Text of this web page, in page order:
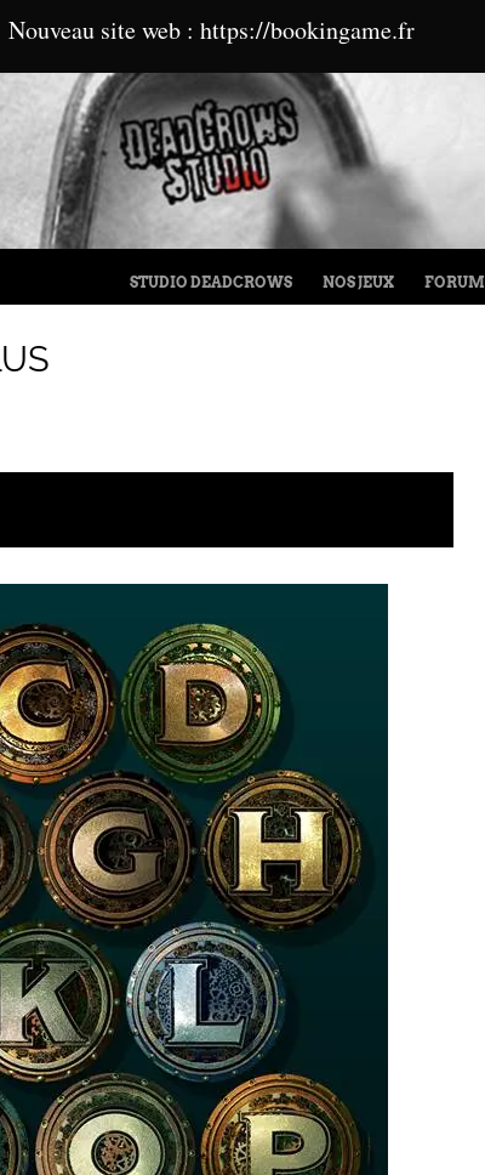
MENU
ALLER AU CONTENU
STUDIO DEADCROWS NOS JEUX FORUM
Nouveau site web : https://bookingame.fr